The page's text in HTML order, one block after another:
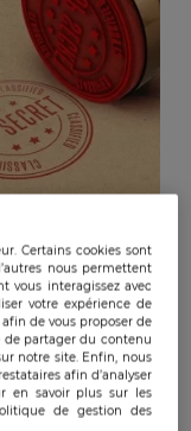
Certains cookies sont
nous permettent
vous interagissez avec
votre expérience de
de vous proposer de
partager du contenu
notre site. Enfin, nous
afin d’analyser
en savoir plus sur les
de gestion des